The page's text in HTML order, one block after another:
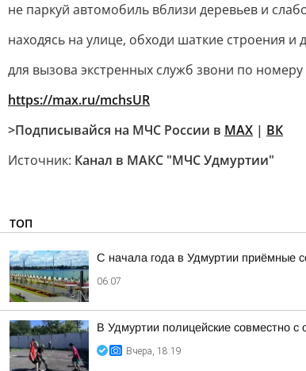
не паркуй автомобиль вблизи деревьев и
находясь на улице, обходи шаткие строения и
для вызова экстренных служб звони по номеру
https://max.ru/mchsUR
>Подписывайся на МЧС России в MAX | ВК
Источник: Канал в МАКС "МЧС Удмуртии"
ТОП
С начала года в Удмуртии приёмные
06:07
В Удмуртии полицейские совместно
Вчера, 18:19